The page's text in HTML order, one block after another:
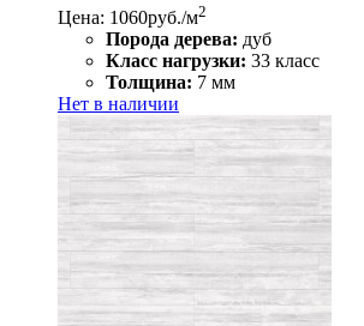
Цена: 1060руб./м2
Порода дерева: дуб
Класс нагрузки: 33 класс
Толщина: 7 мм
Нет в наличии